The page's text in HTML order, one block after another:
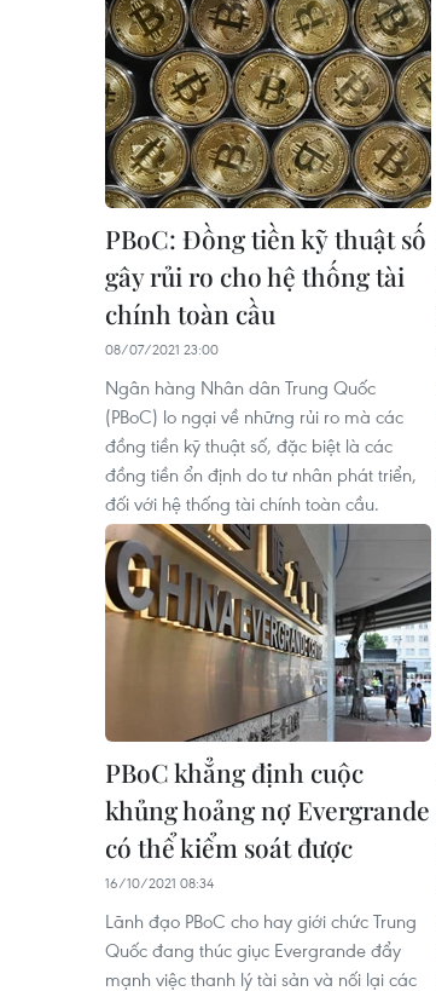
PBoC: Đồng tiền kỹ thuật số
gây rủi ro cho hệ thống tài
chính toàn cầu
08/07/2021 23:00
Ngân hàng Nhân dân Trung Quốc
(PBoC) lo ngại về những rủi ro mà các
đồng tiền kỹ thuật số, đặc biệt là các
đồng tiền ổn định do tư nhân phát triển,
đối với hệ thống tài chính toàn cầu.
PBoC khẳng định cuộc
khủng hoảng nợ Evergrande
có thể kiểm soát được
16/10/2021 08:34
Lãnh đạo PBoC cho hay giới chức Trung
Quốc đang thúc giục Evergrande đẩy
mạnh việc thanh lý tài sản và nối lại các